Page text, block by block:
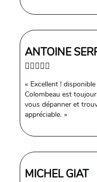
ANTOINE
Excellent !
Colombeau est
vous dépanner et
appréciable.
MICHEL GIAT